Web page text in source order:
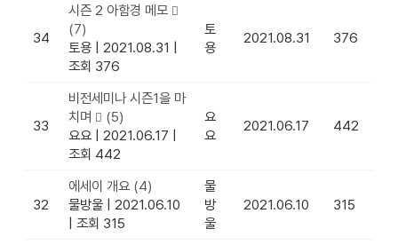
34
시즌 2 아함경 메모
(7)
토용 | 2021.08.31 |
조회 376
토
용
2021.08.31 376
33
비전세미나 시즌1을 마
치며
(5)
요요 | 2021.06.17 |
조회 442
요
요
2021.06.17 442
32
에세이 개요 (4)
물방울 | 2021.06.10
| 조회 315
물
방
울
2021.06.10 315